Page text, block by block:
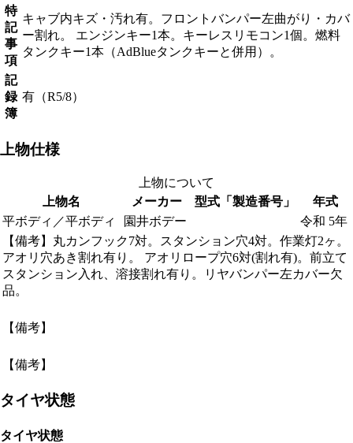
特
記
事
項
キャブ内キズ・汚れ有。フロントバンパー左曲がり・カバ
ー割れ。 エンジンキー1本。キーレスリモコン1個。燃料
タンクキー1本（AdBlueタンクキーと併用）。
記
録
簿
有（R5/8）
上物仕様
上物について
上物名
メーカー 型式「製造番号」
年式
平ボディ／平ボディ
園井ボデー
令和 5年
【備考】丸カンフック7対。スタンション穴4対。作業灯2ヶ。
アオリ穴あき割れ有り。 アオリロープ穴6対(割れ有)。前立て
スタンション入れ、溶接割れ有り。リヤバンパー左カバー欠
品。
【備考】
【備考】
タイヤ状態
タイヤ状態